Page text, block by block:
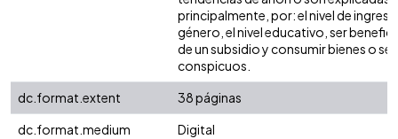
principalmente, por: el nivel de
género, el nivel educativo, ser
de un subsidio y consumir bienes o
conspicuos.
dc.format.extent
38 páginas
dc.format.medium
Digital